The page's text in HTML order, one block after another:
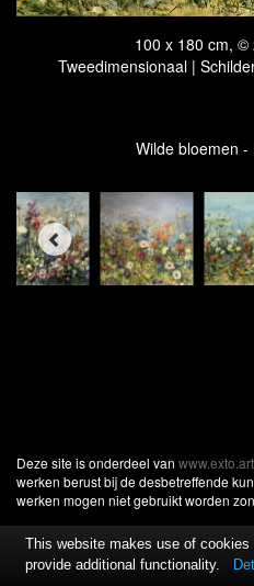
100 x 180 cm, ©
Tweedimensionaal |
Wilde bloemen -
Deze site is onderdeel van www.exto.art
werken berust bij de desbetreffende
werken mogen niet gebruikt worden
This website makes use of cookies
provide additional functionality.